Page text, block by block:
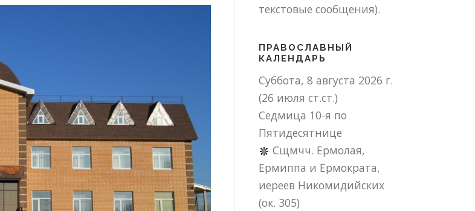
текстовые сообщения).
ПРАВОСЛАВНЫЙ
КАЛЕНДАРЬ
Суббота, 8 августа 2026 г.
(26 июля ст.ст.)
Седмица 10-я по
Пятидесятнице
Сщмчч. Ермолая,
Ермиппа и Ермократа,
иереев Никомидийских
(ок. 305)